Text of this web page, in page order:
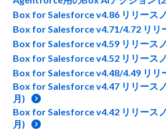
Box for Salesforce v4.86 リリース
Box for Salesforce v4.71/4.72 リリ
Box for Salesforce v4.59 リリース
Box for Salesforce v4.52 リリース
Box for Salesforce v4.48/4.49 リリ
Box for Salesforce v4.47 リリース
月)
Box for Salesforce v4.42 リリース
月)